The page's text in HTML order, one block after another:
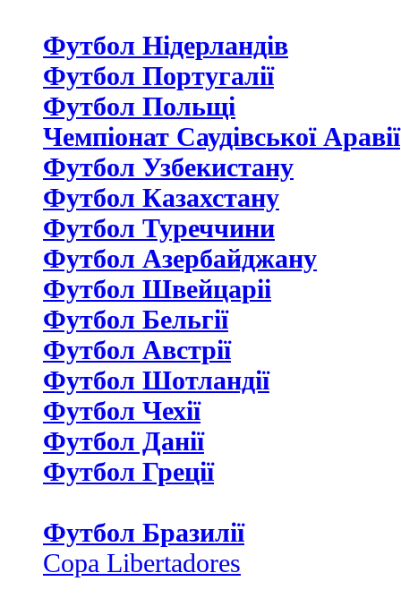
Футбол Нідерландiв
Футбол Португалії
Футбол Польщі
Чемпіонат Саудівської Аравії
Футбол Узбекистану
Футбол Казахстану
Футбол Туреччини
Футбол Азербайджану
Футбол Швейцаріі
Футбол Бельгії
Футбол Австрії
Футбол Шотландії
Футбол Чехії
Футбол Данії
Футбол Греції
Футбол Бразилії
Copa Libertadores